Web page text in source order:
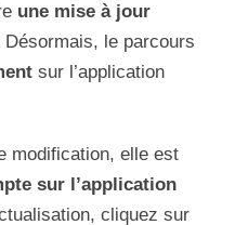
une mise à jour
Désormais, le parcours
sur l’application
modification, elle est
sur l’application
cliquez sur